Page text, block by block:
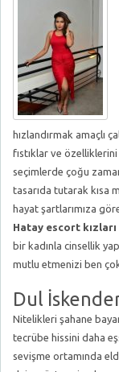
hızlandırmak amaçlı
fıstıklar ve
seçimlerde çoğu
tasarıda tutarak kısa
hayat şartlarımıza
Hatay escort kızları
bir kadınla cinsellik
mutlu etmenizi ben
Dul
Nitelikleri şahane
tecrübe hissini daha
sevişme ortamında